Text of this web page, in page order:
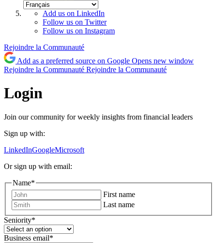
Add us on LinkedIn
Follow us on Twitter
Follow us on Instagram
Rejoindre la Communauté
Add as a preferred source on Google Opens new window
Rejoindre la Communauté Rejoindre la Communauté
Login
Join our community for weekly insights from financial leaders
Sign up with:
LinkedInGoogleMicrosoft
Or sign up with email:
Name*
First name
Last name
Seniority*
Business email*